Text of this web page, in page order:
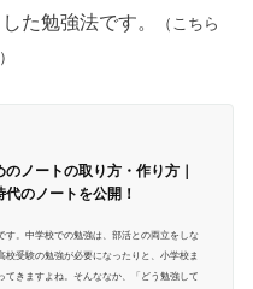
た勉強法です。
（こちら
ノートの取り方・作り方｜
のノートを公開！
す。中学校での勉強は、部活との両立をしな
校受験の勉強が必要になったりと、小学校ま
てきますよね。そんななか、「どう勉強して